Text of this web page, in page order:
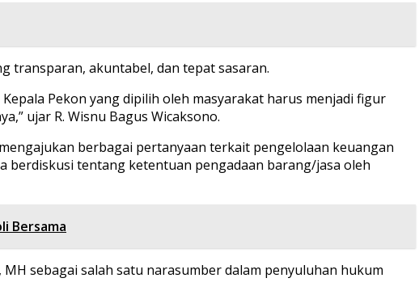
transparan, akuntabel, dan tepat sasaran.
Pekon yang dipilih oleh masyarakat harus menjadi figur
ujar R. Wisnu Bagus Wicaksono.
berbagai pertanyaan terkait pengelolaan keuangan
berdiskusi tentang ketentuan pengadaan barang/jasa oleh
Bersama
sebagai salah satu narasumber dalam penyuluhan hukum